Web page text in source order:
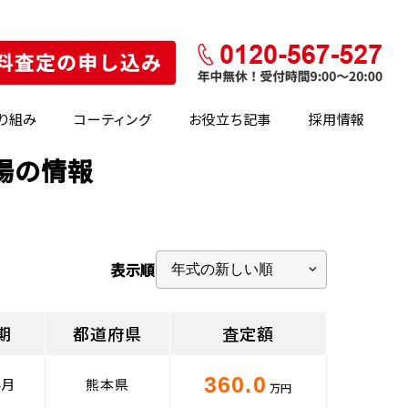
組み コーティング お役立ち記事 採用情報
の情報
表示順
都道府県 査定額
熊本県 360.0 万円